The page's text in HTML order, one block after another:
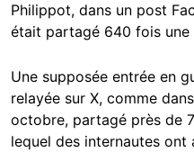
Philippot, dans un post
était partagé 640 fois une
Une supposée entrée en
relayée sur X, comme
octobre, partagé près de
lequel des internautes